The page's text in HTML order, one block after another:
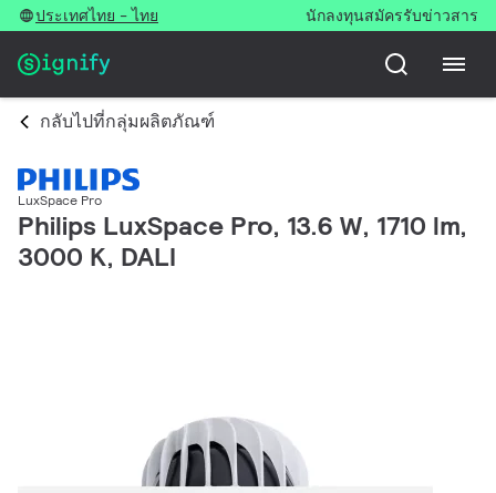
ประเทศไทย - ไทย นักลงทุนสมัครรับข่าวสาร
กลับไปที่กลุ่มผลิตภัณฑ์
LuxSpace Pro
Philips LuxSpace Pro, 13.6 W, 1710 lm,
3000 K, DALI